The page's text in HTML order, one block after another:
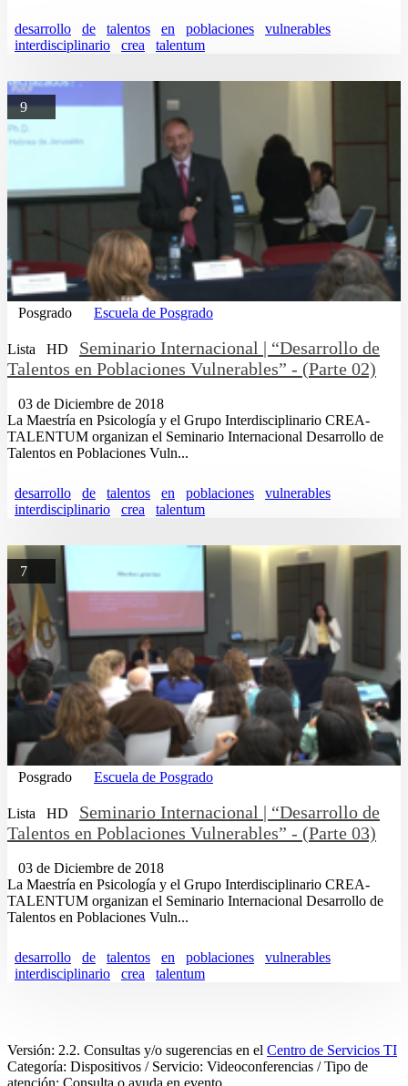
desarrollo de talentos en poblaciones
vulnerables
interdisciplinario
crea talentum
9
Posgrado Escuela de Posgrado
Lista HD
Seminario Internacional | “Desarrollo de
Talentos en Poblaciones Vulnerables” - (Parte 02)
03 de Diciembre de 2018
La Maestría en Psicología y el Grupo Interdisciplinario CREA-
TALENTUM organizan el Seminario Internacional Desarrollo de
Talentos en Poblaciones Vuln...
desarrollo de talentos en poblaciones
vulnerables
interdisciplinario
crea talentum
7
Posgrado Escuela de Posgrado
Lista HD
Seminario Internacional | “Desarrollo de
Talentos en Poblaciones Vulnerables” - (Parte 03)
03 de Diciembre de 2018
La Maestría en Psicología y el Grupo Interdisciplinario CREA-
TALENTUM organizan el Seminario Internacional Desarrollo de
Talentos en Poblaciones Vuln...
desarrollo de talentos en poblaciones
vulnerables
interdisciplinario
crea talentum
Versión: 2.2. Consultas y/o sugerencias en el Centro de Servicios TI
Categoría: Dispositivos / Servicio: Videoconferencias / Tipo de
atención: Consulta o ayuda en evento